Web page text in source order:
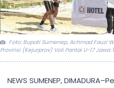
Foto: Bupati Sumenep, Achmad Fauzi
Provinsi (Kejurprov) Voli Pantai U-17
NEWS SUMENEP,